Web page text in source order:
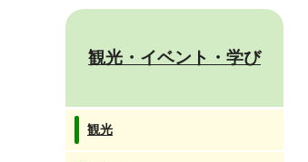
観光・イベント・学び
観光